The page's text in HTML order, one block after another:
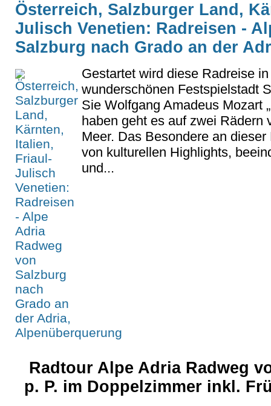
Österreich, Salzburger Land,
Julisch Venetien: Radreisen -
Salzburg nach Grado an der
Gestartet wird diese Radreise
wunderschönen Festspielstadt
Sie Wolfgang Amadeus Mozart
haben geht es auf zwei Rädern
Meer. Das Besondere an
von kulturellen Highlights,
und...
Radtour Alpe Adria Radweg
p. P. im Doppelzimmer inkl.